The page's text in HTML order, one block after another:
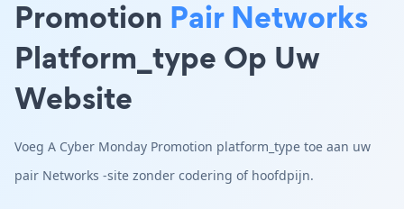
Promotion Pair Networks
Platform_type Op Uw
Website
Voeg A Cyber Monday Promotion platform_type toe aan uw
pair Networks -site zonder codering of hoofdpijn.